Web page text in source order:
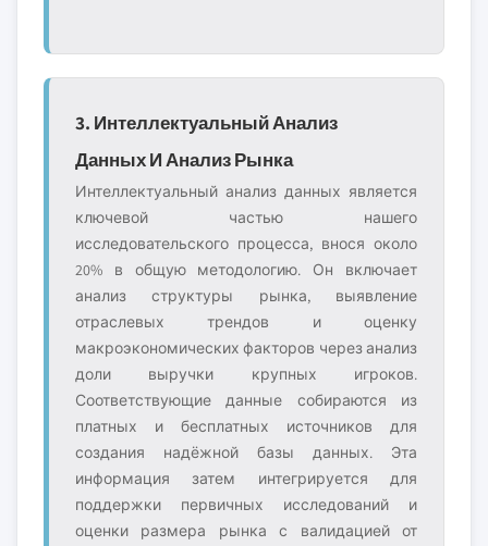
3. Интеллектуальный Анализ
Данных И Анализ Рынка
Интеллектуальный анализ данных является
ключевой частью нашего
исследовательского процесса, внося около
20% в общую методологию. Он включает
анализ структуры рынка, выявление
отраслевых трендов и оценку
макроэкономических факторов через анализ
доли выручки крупных игроков.
Соответствующие данные собираются из
платных и бесплатных источников для
создания надёжной базы данных. Эта
информация затем интегрируется для
поддержки первичных исследований и
оценки размера рынка с валидацией от